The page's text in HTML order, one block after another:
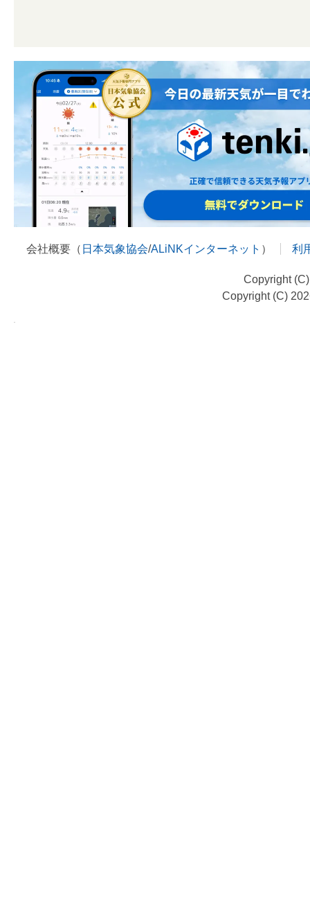
会社概要（ 日本気象協会/ALiNKインターネット ） 利
Copyright
Copyright (C)